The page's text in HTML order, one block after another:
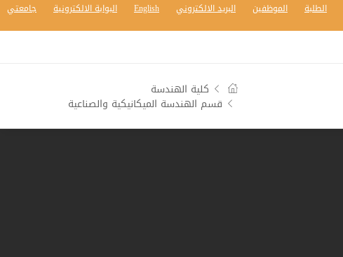
الطلبة الموظفين البريد الالكتروني English البوابة الالكترونية جامعتي
كلية الهندسة
قسم الهندسة الميكانيكية والصناعية